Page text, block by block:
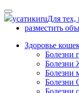
Skip
to
content
усатикиruДля тех,
разместить
Здоровье
Болезни
Болезни
Болезни
Болезни